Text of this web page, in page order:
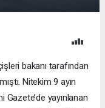
bakanı tarafından
Nitekim 9 ayın
yayınlanan